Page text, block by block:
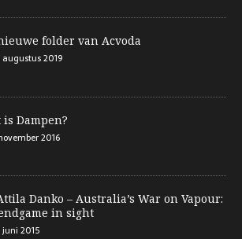
folder van Acvoda
augustus 2019
is Dampen?
2016
Danko – Australia’s War on Vapour:
in sight
juni 2015